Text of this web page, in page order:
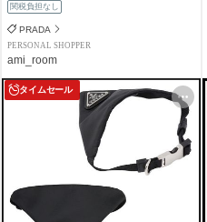
関税負担なし
PRADA
PERSONAL SHOPPER
ami_room
タイムセール